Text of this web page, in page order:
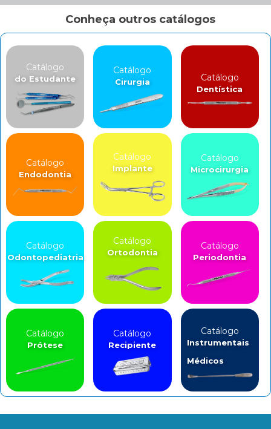
Conheça outros catálogos
Catálogo
do Estudante
Catálogo
Cirurgia Catálogo
Dentística
Catálogo
Endodontia
Catálogo
Implante
Catálogo
Microcirurgia
Catálogo
Odontopediatria
Catálogo
Ortodontia
Catálogo
Periodontia
Catálogo
Prótese
Catálogo
Recipiente
Catálogo
Instrumentais
Médicos